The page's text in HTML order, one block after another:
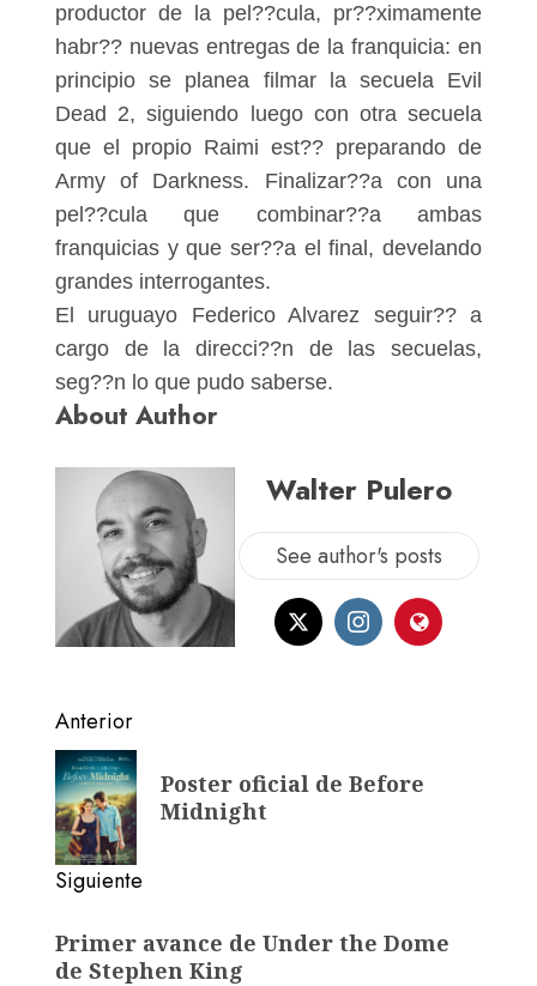
productor de la pel??cula, pr??ximamente
habr?? nuevas entregas de la franquicia: en
principio se planea filmar la secuela Evil
Dead 2, siguiendo luego con otra secuela
que el propio Raimi est?? preparando de
Army of Darkness. Finalizar??a con una
pel??cula que combinar??a ambas
franquicias y que ser??a el final, develando
grandes interrogantes.
El uruguayo Federico Alvarez seguir?? a
cargo de la direcci??n de las secuelas,
seg??n lo que pudo saberse.
About Author
Walter Pulero
See author's posts
Anterior
Poster oficial de Before
Midnight
Siguiente
Primer avance de Under the Dome
de Stephen King